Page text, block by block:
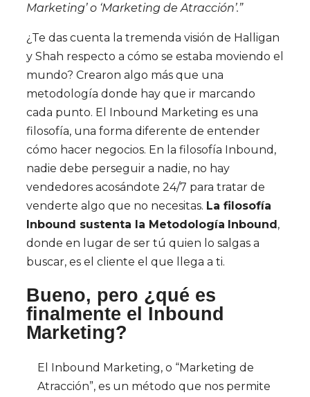
Marketing’ o ‘Marketing de Atracción’.”
¿Te das cuenta la tremenda visión de Halligan
y Shah respecto a cómo se estaba moviendo el
mundo? Crearon algo más que una
metodología donde hay que ir marcando
cada punto. El Inbound Marketing es una
filosofía, una forma diferente de entender
cómo hacer negocios. En la filosofía Inbound,
nadie debe perseguir a nadie, no hay
vendedores acosándote 24/7 para tratar de
venderte algo que no necesitas. La filosofía
Inbound sustenta la Metodología Inbound,
donde en lugar de ser tú quien lo salgas a
buscar, es el cliente el que llega a ti.
Bueno, pero ¿qué es
finalmente el Inbound
Marketing?
El Inbound Marketing, o “Marketing de
Atracción”, es un método que nos permite